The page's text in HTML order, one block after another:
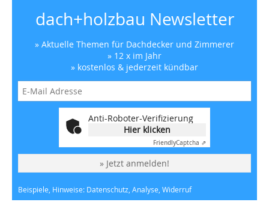
dach+holzbau Newsletter
» Aktuelle Themen für Dachdecker und Zimmerer
» 12 x im Jahr
» kostenlos & jederzeit kündbar
Anti-Roboter-Verifizierung
Hier klicken
FriendlyCaptcha ⇗
» Jetzt anmelden!
Beispiele, Hinweise: Datenschutz, Analyse, Widerruf